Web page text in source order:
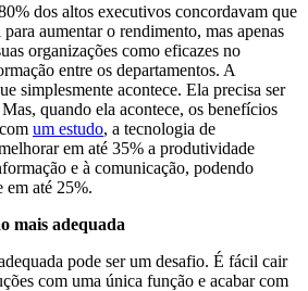
dos altos executivos concordavam que
aumentar o rendimento, mas apenas
organizações como eficazes no
entre os departamentos. A
simplesmente acontece. Ela precisa ser
quando ela acontece, os benefícios
um estudo, a tecnologia de
em até 35% a produtividade
e à comunicação, podendo
em até 25%.
mais adequada
pode ser um desafio. É fácil cair
com uma única função e acabar com